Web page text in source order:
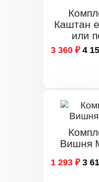
Каштан
или
3 360 ₽ 4
Вишня
1 293 ₽ 3